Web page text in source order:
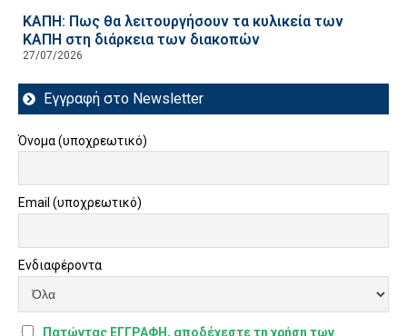
ΚΑΠΗ: Πως θα λειτουργήσουν τα κυλικεία των
ΚΑΠΗ στη διάρκεια των διακοπών
27/07/2026
Εγγραφή στο Newsletter
Όνομα (υποχρεωτικό)
Email (υποχρεωτικό)
Ενδιαφέροντα
Πατώντας ΕΓΓΡΑΦΗ, αποδέχεστε τη χρήση των